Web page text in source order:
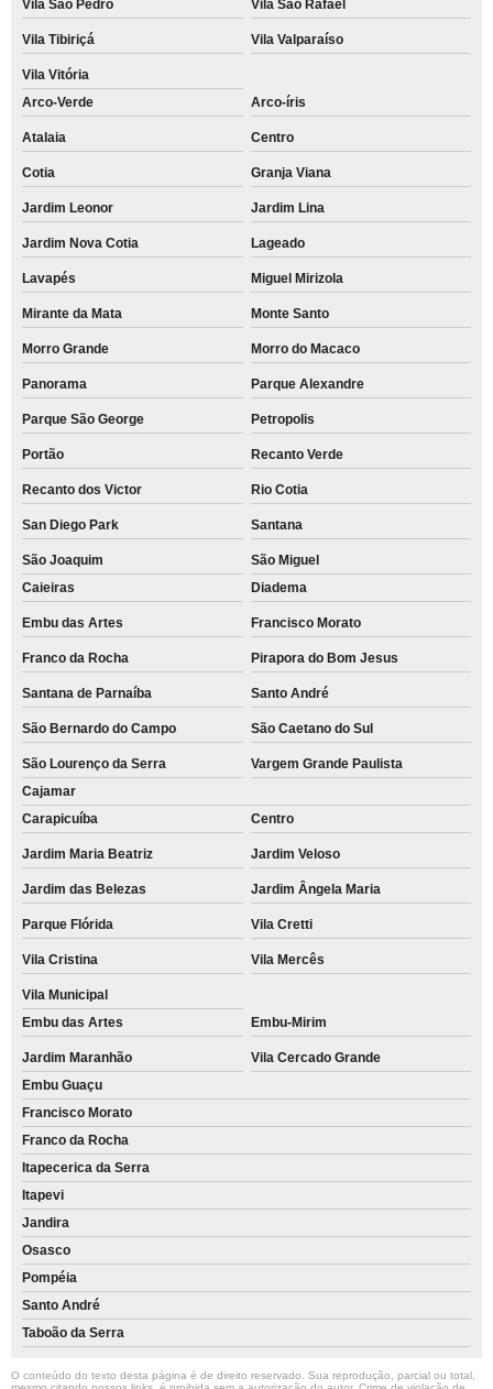
Vila São Pedro Vila São Rafael
Vila Tibiriçá Vila Valparaíso
Vila Vitória
Arco-Verde
Arco-íris
Atalaia Centro
Cotia Granja Viana
Jardim Leonor Jardim Lina
Jardim Nova Cotia Lageado
Lavapés Miguel Mirizola
Mirante da Mata Monte Santo
Morro Grande Morro do Macaco
Panorama Parque Alexandre
Parque São George Petropolis
Portão Recanto Verde
Recanto dos Victor Rio Cotia
San Diego Park Santana
São Joaquim
São Miguel
Caieiras
Diadema
Embu das Artes Francisco Morato
Franco da Rocha Pirapora do Bom Jesus
Santana de Parnaíba Santo André
São Bernardo do Campo São Caetano do Sul
São Lourenço da Serra
Vargem Grande Paulista
Cajamar
Carapicuíba
Centro
Jardim Maria Beatriz Jardim Veloso
Jardim das Belezas Jardim Ângela Maria
Parque Flórida Vila Cretti
Vila Cristina Vila Mercês
Vila Municipal
Embu das Artes
Embu-Mirim
Jardim Maranhão
Vila Cercado Grande
Embu Guaçu
Francisco Morato
Franco da Rocha
Itapecerica da Serra
Itapevi
Jandira
Osasco
Pompéia
Santo André
Taboão da Serra
O conteúdo do texto desta página é de direito reservado. Sua reprodução, parcial ou total,